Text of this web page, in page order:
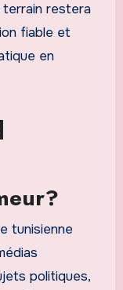
terrain restera
fiable et
en
tunisienne
politiques,